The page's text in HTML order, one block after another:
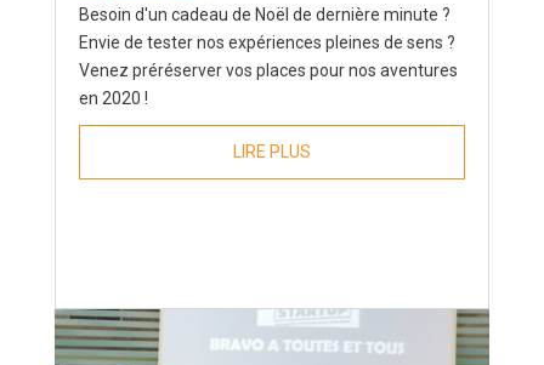
Besoin d'un cadeau de Noël de dernière minute ?
Envie de tester nos expériences pleines de sens ?
Venez préréserver vos places pour nos aventures
en 2020 !
LIRE PLUS